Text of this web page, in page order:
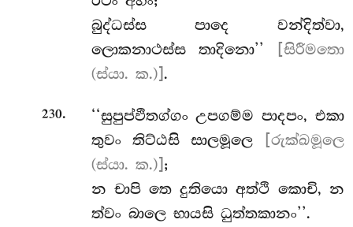
බුද්ධස්ස පාදෙ වන්දිත්වා,
ලොකනාථස්ස තාදිනො’’
[සිරීමතො
(ස්යා. ක.)] .
230.
‘‘සුපුප්ඵිතග්ගං උපගම්ම පාදපං, එකා
තුවං තිට්ඨසි සාලමූලෙ
[රුක්ඛමූලෙ
(ස්යා. ක.)] ;
න චාපි තෙ දුතියො අත්ථි කොචි, න
ත්වං බාලෙ භායසි ධුත්තකානං’’.